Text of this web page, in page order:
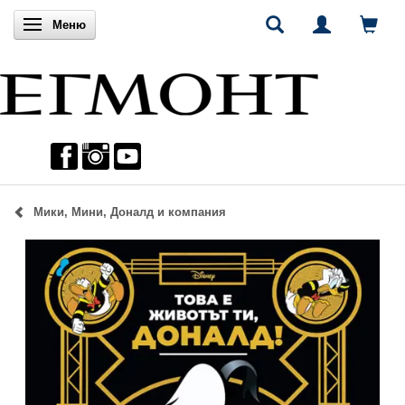
Включи навигацията
Меню
Мики, Мини, Доналд и компания